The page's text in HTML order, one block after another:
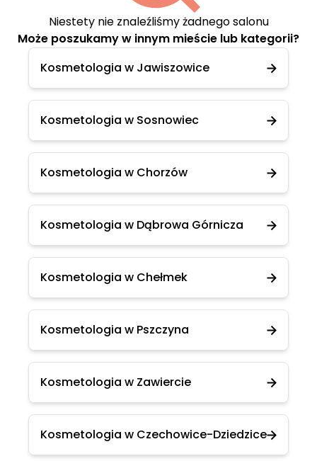
Niestety nie znaleźliśmy żadnego salonu
Może poszukamy w innym mieście lub kategorii?
Kosmetologia w Jawiszowice
Kosmetologia w Sosnowiec
Kosmetologia w Chorzów
Kosmetologia w Dąbrowa Górnicza
Kosmetologia w Chełmek
Kosmetologia w Pszczyna
Kosmetologia w Zawiercie
Kosmetologia w Czechowice-Dziedzice